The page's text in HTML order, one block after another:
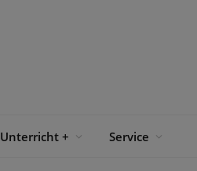
Unterricht + Service